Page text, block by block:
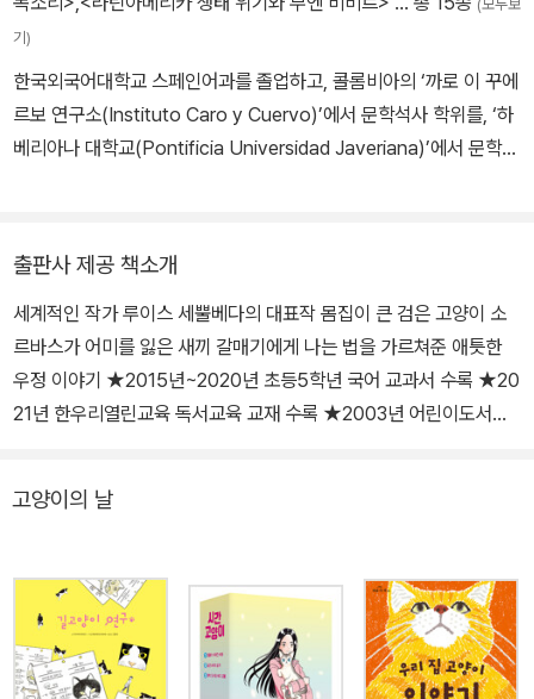
(2015) 등은 스페인과 이탈리아를 비롯한 전 세계 독자들에게 큰 사
랑을 받고 있다. 2016년 헤밍웨이 문학상을 수상하며 ?강렬한 알레
고리를 통해 우리 시대의 위기와 가치들을 은유적으로 의미심장하게
표현하는 동화를 썼다?는 평가를 받았다.
니다.
(모두보
기)
한국외국어대학교 스페인어과를 졸업하고, 콜롬비아의 ‘까로 이 꾸에
르보 연구소(Instituto Caro y Cuervo)’에서 문학석사 학위를, ‘하
베리아나 대학교(Pontificia Universidad Javeriana)’에서 문학박
『억압의 시대, 문학의 목소리』, 『단계별로 배우는 스페인어 독해』,
『라틴아메리카 문화의 즐거움』(공저), 『라틴아메리카의 생태 위기와
부엔비비르』(공저) 등이 있고, 역서로는 『갈매기에게 나는 법을 가르
쳐 준 고양이』, 『축구, 그 빛과 그림자』, 『포옹의 책』, 『꼬마 구스따보
의 바보 일기』, 『메소아메리카 전통의 꼬스모비시온』 시리즈(공역)
출판사 제공 책소개
세계적인 작가 루이스 세뿔베다의 대표작 몸집이 큰 검은 고양이 소
르바스가 어미를 잃은 새끼 갈매기에게 나는 법을 가르쳐준 애틋한
우정 이야기 ★2015년~2020년 초등5학년 국어 교과서 수록 ★20
21년 한우리열린교육 독서교육 교재 수록 ★2003년 어린이도서연
국어대사전에 준하여 작업했습니다. 작품 속에 등장하는 이름은 초판
직 날려고 노력할 때만이 날 수 있는 거지.” “아기 갈매기야, 우리는
여태껏 우리와 같은 존재들만 받아들이며 사랑했단다. 우리가 아닌
다른 존재를 사랑하고 인정하진 못했어. 쉽지 않은 일이었거든. 하지
만 이젠 다른 존재를 존중하며 아낄 수 있게 되었단다. 네가 그걸 깨닫
고양이의 날